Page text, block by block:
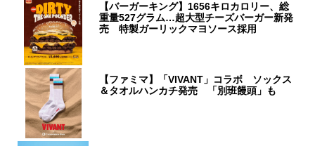
【バーガーキング】1656キロカロリー、総
重量527グラム…超大型チーズバーガー新発
売 特製ガーリックマヨソース採用
【ファミマ】「VIVANT」コラボ ソックス
＆タオルハンカチ発売 「別班饅頭」も